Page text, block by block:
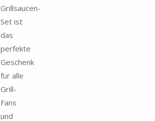
Grillsaucen-
Set ist
das
perfekte
Geschenk
für alle
Grill-
Fans
und